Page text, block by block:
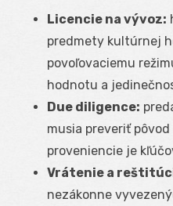
Licencie na vývoz:
predmety kultúrnej
povoľovaciemu
hodnotu a
Due diligence:
musia preveriť
proveniencie je
Vrátenie a
nezákonne